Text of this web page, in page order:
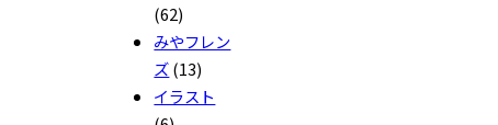
(62)
みやフレン
ズ(13)
イラスト